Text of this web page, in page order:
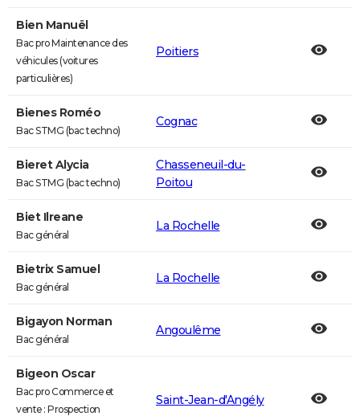
Bien Manuël
Bac pro Maintenance des
véhicules (voitures
particulières)
Poitiers
Bienes Roméo
Bac STMG (bac techno)
Cognac
Bieret Alycia
Bac STMG (bac techno)
Chasseneuil-du-
Poitou
Biet Ilreane
Bac général
La Rochelle
Bietrix Samuel
Bac général
La Rochelle
Bigayon Norman
Bac général
Angoulême
Bigeon Oscar
Bac pro Commerce et
vente : Prospection
Saint-Jean-d'Angély